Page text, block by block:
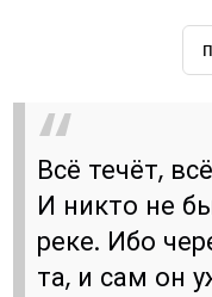
Всё течёт,
И никто не
реке. Ибо
та, и сам он